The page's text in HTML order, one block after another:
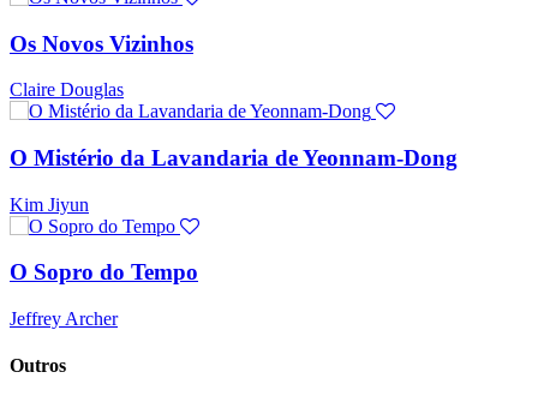
Os Novos Vizinhos
Claire Douglas
O Mistério da Lavandaria de Yeonnam-Dong
Kim Jiyun
O Sopro do Tempo
Jeffrey Archer
Outros